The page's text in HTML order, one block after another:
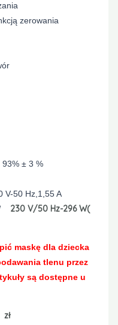
zerowania
± 3 %
V-50 Hz,1,55 A
230 V/50 Hz-296 W(
maskę dla dziecka
tlenu przez
są dostępne u